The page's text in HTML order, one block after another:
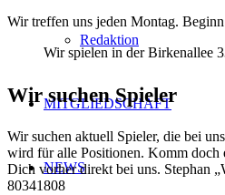
Redaktion
MITGLIEDSCHAFT
NEWS
Wir treffen uns jeden Montag.
Wir spielen in der Birkenallee
Wir suchenSpieler
Wir suchen aktuell Spieler, die bei
wird für alle Positionen. Komm doch
Dich vorher direkt bei uns. Stephan
80341808